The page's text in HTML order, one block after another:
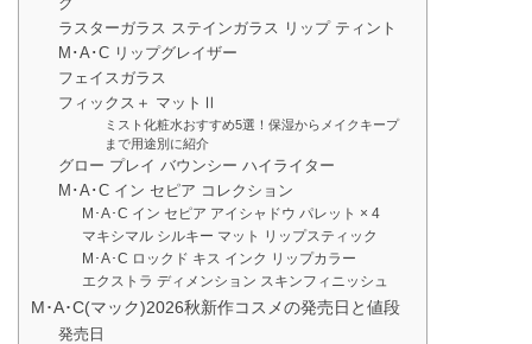
ラスターガラス ステインガラス リップ ティント
M･A･C リップグレイザー
フェイスガラス
フィックス＋ マットⅡ
ミスト化粧水おすすめ5選！保湿からメイクキープ
まで用途別に紹介
グロー プレイ バウンシー ハイライター
M･A･C イン セピア コレクション
M･A･C イン セピア アイシャドウ パレット × 4
マキシマル シルキー マット リップスティック
M･A･C ロックド キス インク リップカラー
エクストラ ディメンション スキンフィニッシュ
M･A･C(マック)2026秋新作コスメの発売日と値段
発売日